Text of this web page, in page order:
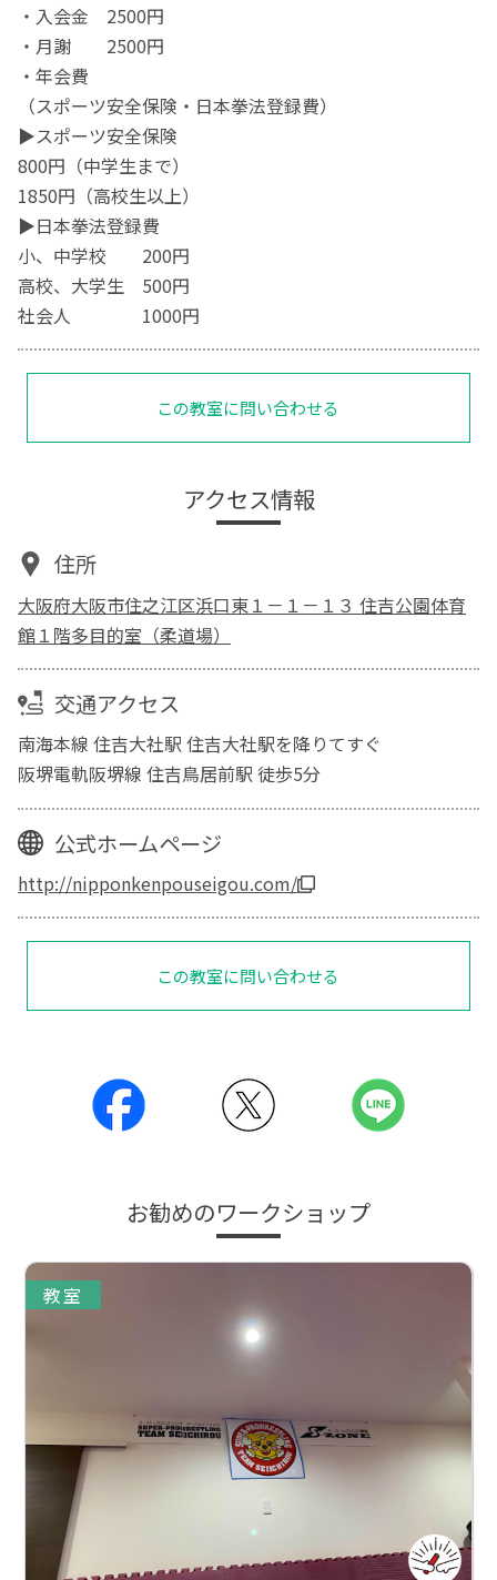
・入会金 2500円
・月謝 2500円
・年会費
（スポーツ安全保険・日本拳法登録費）
▶︎スポーツ安全保険
800円（中学生まで）
1850円（高校生以上）
▶︎日本拳法登録費
小、中学校 200円
高校、大学生 500円
社会人 1000円
この教室に問い合わせる
アクセス情報
住所
大阪府大阪市住之江区浜口東１－１－１３ 住吉公園体育
館１階多目的室（柔道場）
交通アクセス
南海本線 住吉大社駅 住吉大社駅を降りてすぐ
阪堺電軌阪堺線 住吉鳥居前駅 徒歩5分
公式ホームページ
http://nipponkenpouseigou.com/
この教室に問い合わせる
お勧めのワークショップ
教室